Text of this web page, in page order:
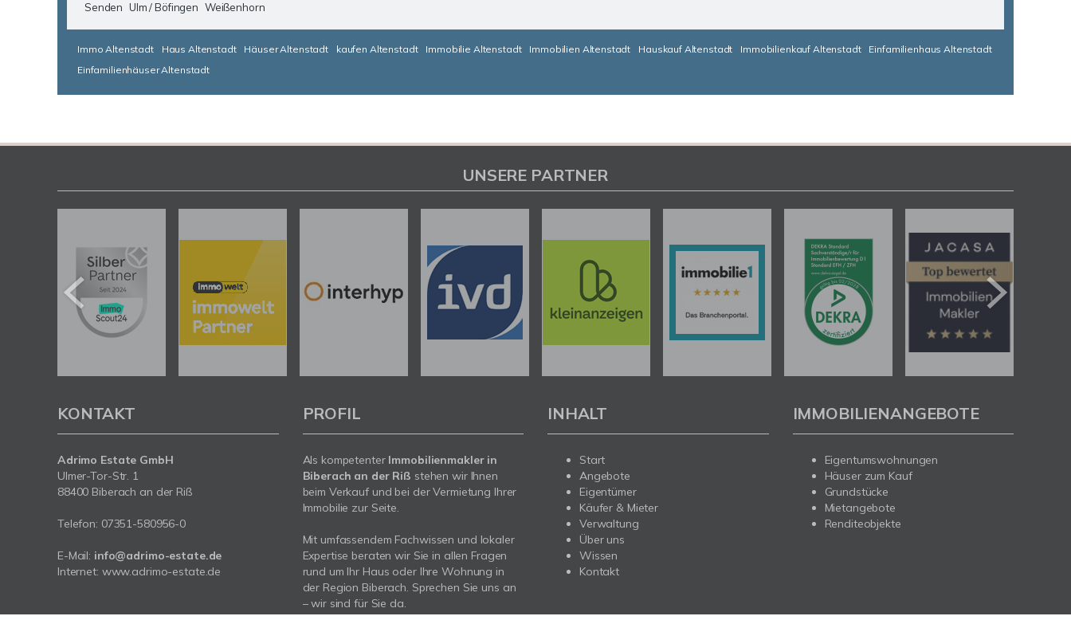
Senden Ulm / Böfingen Weißenhorn
Immo Altenstadt Haus Altenstadt Häuser Altenstadt kaufen Altenstadt Immobilie Altenstadt Immobilien Altenstadt Hauskauf Altenstadt Immobilienkauf Altenstadt
Einfamilienhaus Altenstadt
Einfamilienhäuser Altenstadt
UNSERE PARTNER
KONTAKT
Adrimo Estate GmbH
Ulmer-Tor-Str. 1
88400 Biberach an der Riß
Telefon: 07351-580956-0
E-Mail: info@adrimo-estate.de
Internet: www.adrimo-estate.de
PROFIL
Als kompetenter Immobilienmakler in
Biberach an der Riß stehen wir Ihnen
beim Verkauf und bei der Vermietung Ihrer
Immobilie zur Seite.
Mit umfassendem Fachwissen und lokaler
Expertise beraten wir Sie in allen Fragen
rund um Ihr Haus oder Ihre Wohnung in
der Region Biberach. Sprechen Sie uns an
– wir sind für Sie da.
INHALT
Start
Angebote
Eigentümer
Käufer & Mieter
Verwaltung
Über uns
Wissen
Kontakt
IMMOBILIENANGEBOTE
Eigentumswohnungen
Häuser zum Kauf
Grundstücke
Mietangebote
Renditeobjekte